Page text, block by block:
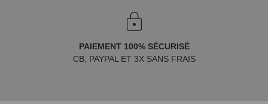
PAIEMENT 100% SÉCURISÉ
CB, PAYPAL ET 3X SANS FRAIS